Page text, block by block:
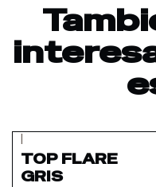
Agotado
|
TOP FLARE
GRIS